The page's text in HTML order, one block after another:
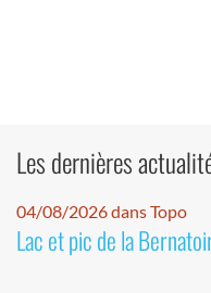
Les dernières
04/08/2026 dans Topo
Lac et pic de la